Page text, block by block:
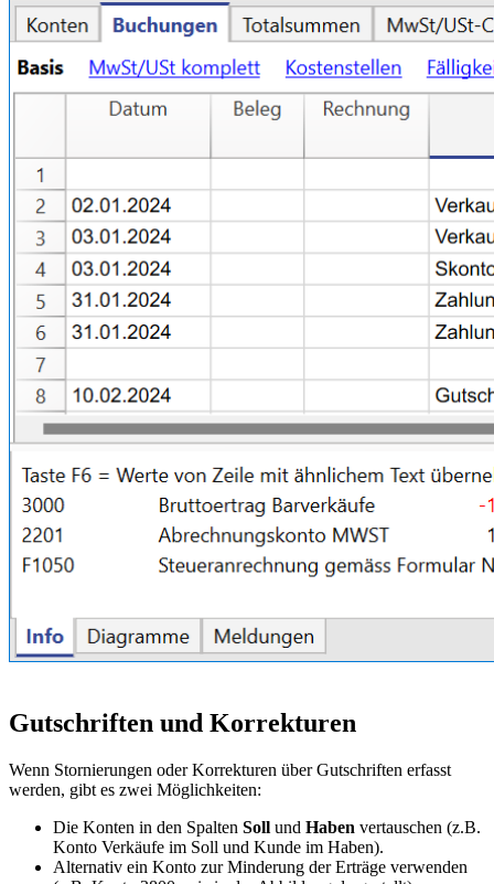
Gutschriften und Korrekturen
Wenn Stornierungen oder Korrekturen über Gutschriften erfasst
werden, gibt es zwei Möglichkeiten:
Die Konten in den Spalten Soll und Haben vertauschen (z.B.
Konto Verkäufe im Soll und Kunde im Haben).
Alternativ ein Konto zur Minderung der Erträge verwenden